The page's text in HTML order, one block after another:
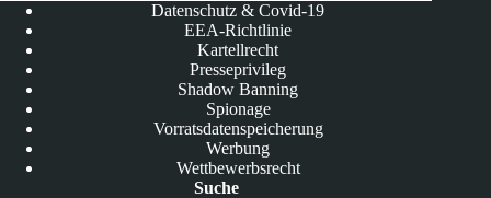
Datenschutz & Covid-19
EEA-Richtlinie
Kartellrecht
Presseprivileg
Shadow Banning
Spionage
Vorratsdatenspeicherung
Werbung
Wettbewerbsrecht
Suche